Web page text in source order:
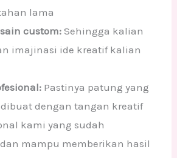
lama
custom:Sehingga kalian
imajinasi ide kreatif kalian
Pastinya patung yang
dengan tangan kreatif
kami yang sudah
mampu memberikan hasil